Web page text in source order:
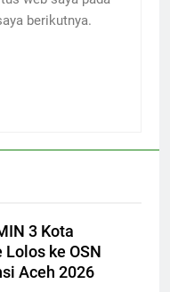
berikutnya.
3 Kota
ke OSN
Aceh 2026